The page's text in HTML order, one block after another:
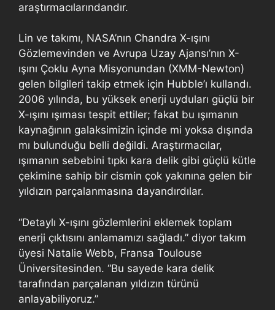
araştırmacılarındandır.
Lin ve takımı, NASA’nın Chandra X-ışını
Gözlemevinden ve Avrupa Uzay Ajansı’nın X-
ışını Çoklu Ayna Misyonundan (XMM-Newton)
gelen bilgileri takip etmek için Hubble’ı kullandı.
2006 yılında, bu yüksek enerji uyduları güçlü bir
X-ışını ışıması tespit ettiler; fakat bu ışımanın
kaynağının galaksimizin içinde mi yoksa dışında
mı bulunduğu belli değildi. Araştırmacılar,
ışımanın sebebini tıpkı kara delik gibi güçlü kütle
çekimine sahip bir cismin çok yakınına gelen bir
yıldızın parçalanmasına dayandırdılar.
“Detaylı X-ışını gözlemlerini eklemek toplam
enerji çıktısını anlamamızı sağladı.” diyor takım
üyesi Natalie Webb, Fransa Toulouse
Üniversitesinden. “Bu sayede kara delik
tarafından parçalanan yıldızın türünü
anlayabiliyoruz.”